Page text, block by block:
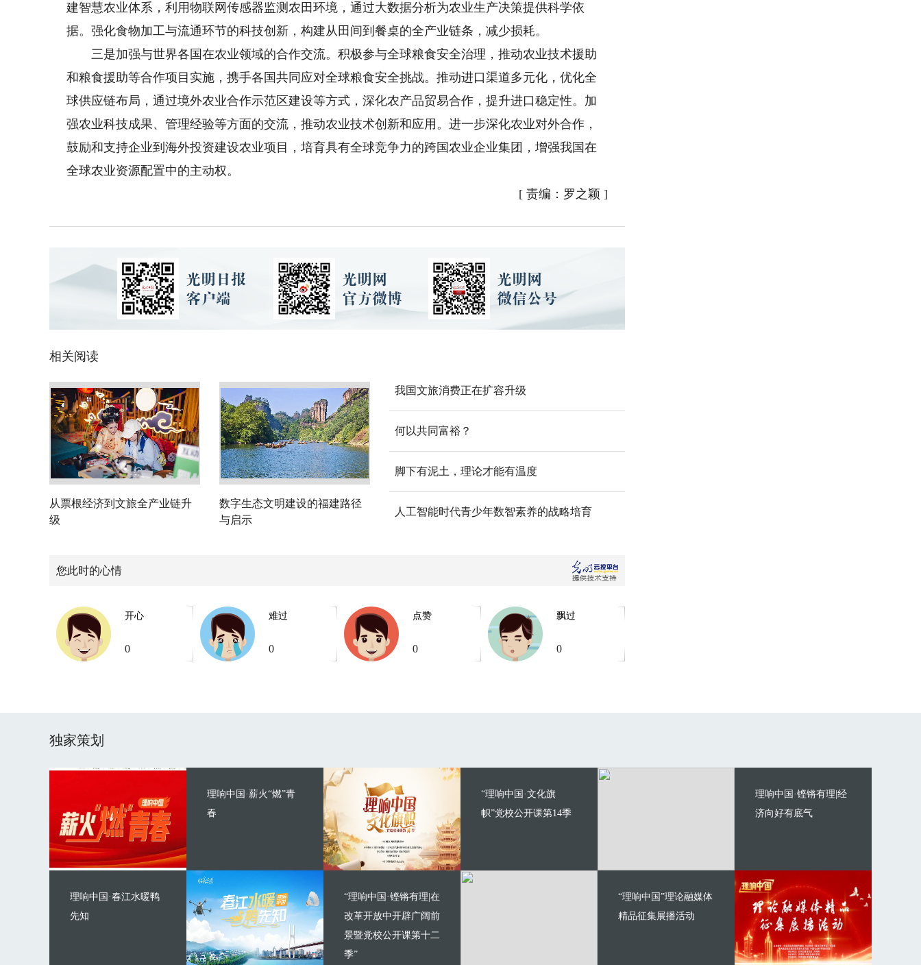
建智慧农业体系，利用物联网传感器监测农田环境，通过大数据分析为农业生产决策提供科学依
据。强化食物加工与流通环节的科技创新，构建从田间到餐桌的全产业链条，减少损耗。
三是加强与世界各国在农业领域的合作交流。积极参与全球粮食安全治理，推动农业技术援助
和粮食援助等合作项目实施，携手各国共同应对全球粮食安全挑战。推动进口渠道多元化，优化全
球供应链布局，通过境外农业合作示范区建设等方式，深化农产品贸易合作，提升进口稳定性。加
强农业科技成果、管理经验等方面的交流，推动农业技术创新和应用。进一步深化农业对外合作，
鼓励和支持企业到海外投资建设农业项目，培育具有全球竞争力的跨国农业企业集团，增强我国在
全球农业资源配置中的主动权。
[ 责编：罗之颖 ]
相关阅读
从票根经济到文旅全产业链升
级
数字生态文明建设的福建路径
与启示
我国文旅消费正在扩容升级
何以共同富裕？
脚下有泥土，理论才能有温度
人工智能时代青少年数智素养的战略培育
您此时的心情
开心
0
难过
0
点赞
0
飘过
0
独家策划
理响中国·薪火“燃”青
春
理响中国·春江水暖鸭
先知
“理响中国·文化旗
帜”党校公开课第14季
“理响中国·铿锵有理|在
改革开放中开辟广阔前
景暨党校公开课第十二
季”
理响中国·铿锵有理|经
济向好有底气
“理响中国”理论融媒体
精品征集展播活动